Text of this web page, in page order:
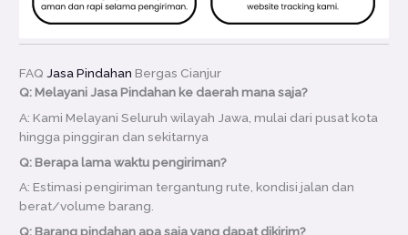
FAQ Jasa Pindahan Bergas Cianjur
Q: Melayani Jasa Pindahan ke daerah mana saja?
A: Kami Melayani Seluruh wilayah Jawa, mulai dari pusat kota
hingga pinggiran dan sekitarnya
Q: Berapa lama waktu pengiriman?
A: Estimasi pengiriman tergantung rute, kondisi jalan dan
berat/volume barang.
Q: Barang pindahan apa saja yang dapat dikirim?